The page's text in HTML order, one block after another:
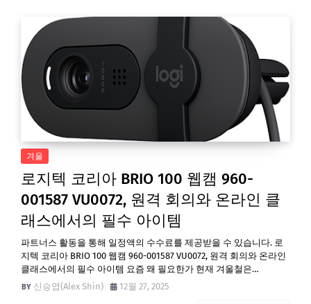
겨울
로지텍 코리아 BRIO 100 웹캠 960-
001587 VU0072, 원격 회의와 온라인 클
래스에서의 필수 아이템
파트너스 활동을 통해 일정액의 수수료를 제공받을 수 있습니다. 로
지텍 코리아 BRIO 100 웹캠 960-001587 VU0072, 원격 회의와 온라인
클래스에서의 필수 아이템 요즘 왜 필요한가 현재 겨울철은…
신승엽(Alex Shin)
12월 27, 2025